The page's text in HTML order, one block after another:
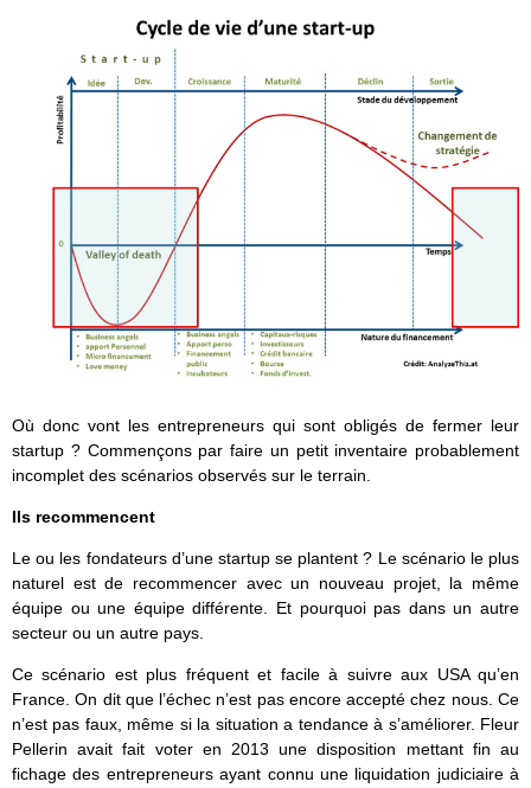
Où donc vont les entrepreneurs qui sont obligés de fermer leur
startup ? Commençons par faire un petit inventaire probablement
incomplet des scénarios observés sur le terrain.
Ils recommencent
Le ou les fondateurs d’une startup se plantent ? Le scénario le plus
naturel est de recommencer avec un nouveau projet, la même
équipe ou une équipe différente. Et pourquoi pas dans un autre
secteur ou un autre pays.
Ce scénario est plus fréquent et facile à suivre aux USA qu’en
France. On dit que l’échec n’est pas encore accepté chez nous. Ce
n’est pas faux, même si la situation a tendance à s’améliorer. Fleur
Pellerin avait fait voter en 2013 une disposition mettant fin au
fichage des entrepreneurs ayant connu une liquidation judiciaire à